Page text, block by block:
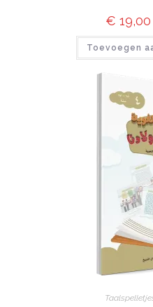
€ 19,00
Toevoegen